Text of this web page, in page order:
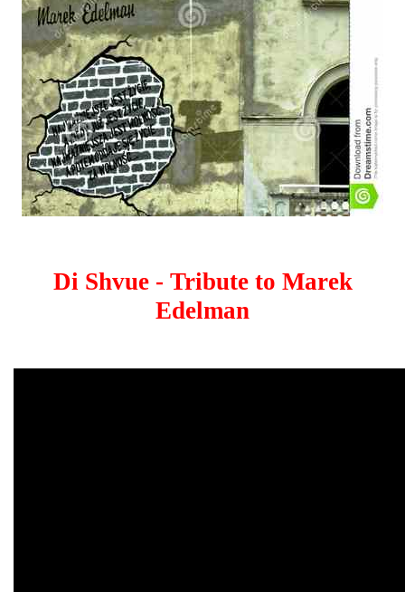
Di Shvue - Tribute to Marek
Edelman